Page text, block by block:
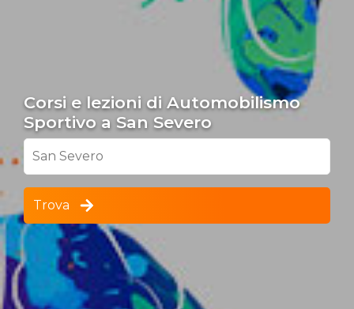
Corsi e lezioni di Automobilismo
Sportivo a San Severo
San Severo
Trova